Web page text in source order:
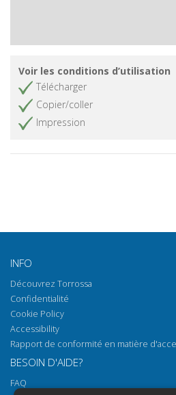
Voir les conditions d’utilisation
Télécharger
Copier/coller
Impression
INFO
Découvrez Torrossa
Confidentialité
Cookie Policy
Accessibility
Rapport de conformité en matière
BESOIN D'AIDE?
FAQ